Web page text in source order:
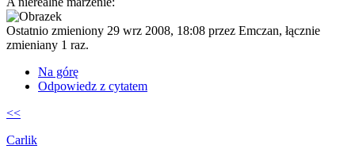
Ostatnio zmieniony 29 wrz 2008, 18:08 przez Emczan, łącznie
zmieniany 1 raz.
Na górę
Odpowiedz z cytatem
<<
Carlik